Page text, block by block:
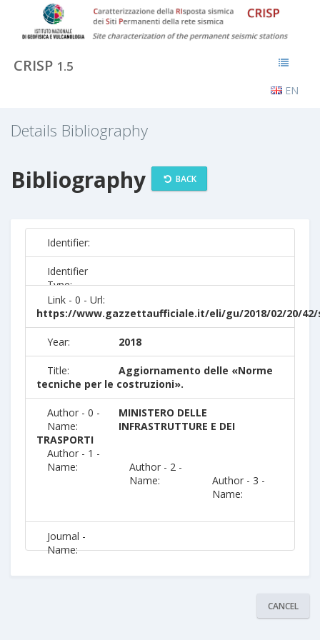
CRISP 1.5
EN
Details Bibliography
Bibliography BACK
Identifier:
Identifier
Type:
Link - 0 - Url:
https://www.gazzettaufficiale.it/eli/gu/2018/02/20/
Year: 2018
Title:
Aggiornamento delle «Norme
tecniche per le costruzioni».
Author - 0 -
Name:
MINISTERO DELLE
INFRASTRUTTURE E DEI
TRASPORTI
Author - 1 -
Name:
Author - 2 -
Name:
Author - 3 -
Name:
Journal -
Name:
CANCEL